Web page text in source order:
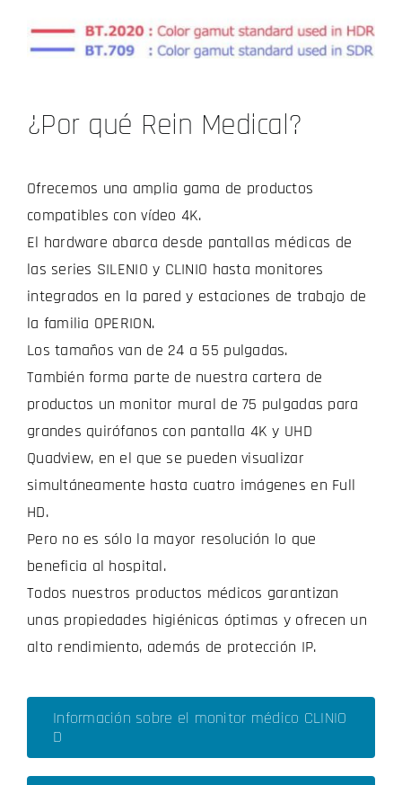
¿Por qué Rein Medical?
Ofrecemos una amplia gama de productos
compatibles con vídeo 4K.
El hardware abarca desde pantallas médicas de
las series SILENIO y CLINIO hasta monitores
integrados en la pared y estaciones de trabajo de
la familia OPERION.
Los tamaños van de 24 a 55 pulgadas.
También forma parte de nuestra cartera de
productos un monitor mural de 75 pulgadas para
grandes quirófanos con pantalla 4K y UHD
Quadview, en el que se pueden visualizar
simultáneamente hasta cuatro imágenes en Full
HD.
Pero no es sólo la mayor resolución lo que
beneficia al hospital.
Todos nuestros productos médicos garantizan
unas propiedades higiénicas óptimas y ofrecen un
alto rendimiento, además de protección IP.
Información sobre el monitor médico CLINIO
D